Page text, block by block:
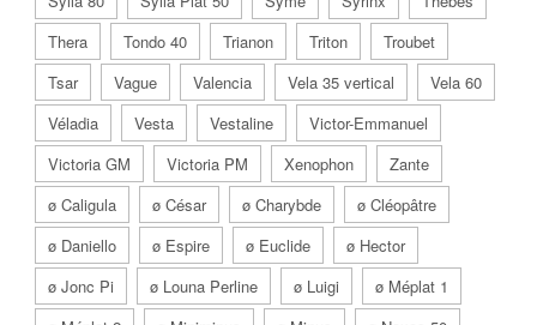
Thera
Tondo 40 Trianon Triton
Troubet
Tsar
Vague Valencia Vela 35 vertical
Vela 60
Véladia
Vesta Vestaline
Victor-Emmanuel
Victoria GM
Victoria PM Xenophon
Zante
ø Caligula
ø César ø Charybde
ø Cléopâtre
ø Daniello
ø Espire ø Euclide
ø Hector
ø Jonc Pi
ø Louna Perline ø Luigi
ø Méplat 1